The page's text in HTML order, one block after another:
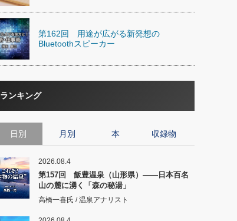
第162回 用途が広がる新発想の
Bluetoothスピーカー
ランキング
日別 月別 本 収録物
2026.08.4
第157回 飯豊温泉（山形県）――日本百名
山の麓に湧く「森の秘湯」
高橋一喜氏 / 温泉アナリスト